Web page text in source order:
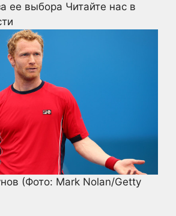
ее выбора Читайте нас в
(Фото: Mark Nolan/Getty